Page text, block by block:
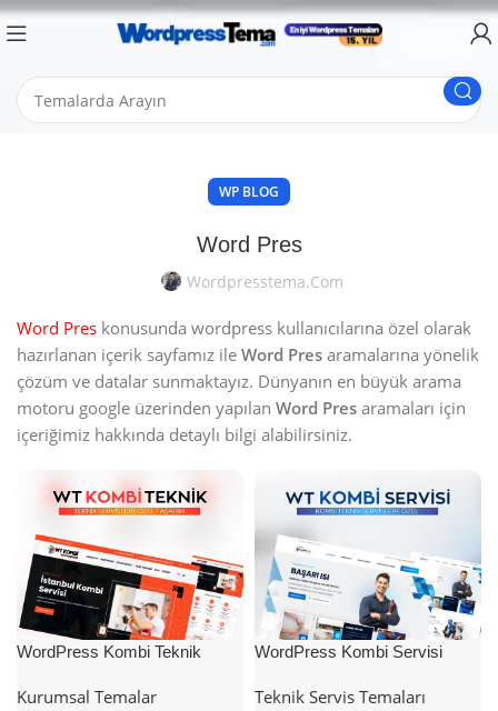
WP BLOG
Word Pres
Wordpresstema.com
Word Pres konusunda wordpress kullanıcılarına özel olarak
hazırlanan içerik sayfamız ile Word Pres aramalarına yönelik
çözüm ve datalar sunmaktayız. Dünyanın en büyük arama
motoru google üzerinden yapılan Word Pres aramaları için
içeriğimiz hakkında detaylı bilgi alabilirsiniz.
WordPress Kombi Teknik
Kurumsal Temalar
WordPress Kombi Servisi
Teknik Servis Temaları